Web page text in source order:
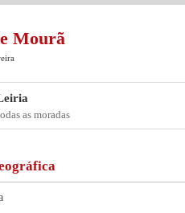
Mourã
as moradas